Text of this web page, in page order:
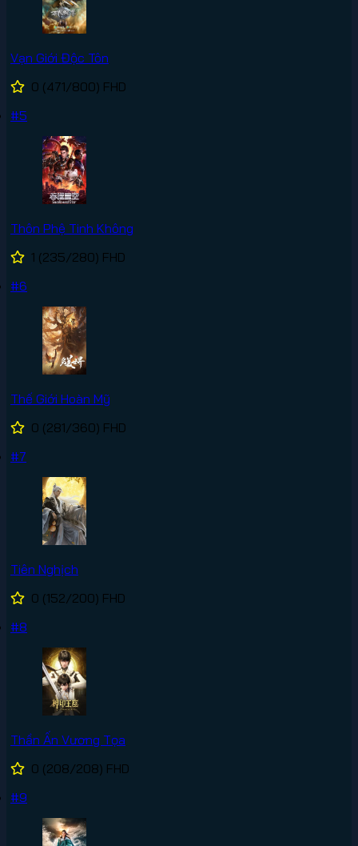
Vạn Giới Độc Tôn
0 (471/800) FHD
#5
Thôn Phệ Tinh Không
1 (235/280) FHD
#6
Thế Giới Hoàn Mỹ
0 (281/360) FHD
#7
Tiên Nghịch
0 (152/200) FHD
#8
Thần Ấn Vương Tọa
0 (208/208) FHD
#9